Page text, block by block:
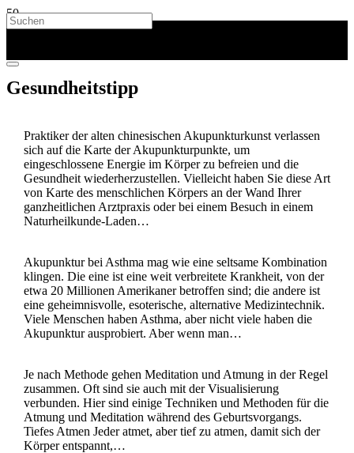
Gesundheitstipp
Praktiker der alten chinesischen Akupunkturkunst verlassen
sich auf die Karte der Akupunkturpunkte, um
eingeschlossene Energie im Körper zu befreien und die
Gesundheit wiederherzustellen. Vielleicht haben Sie diese Art
von Karte des menschlichen Körpers an der Wand Ihrer
ganzheitlichen Arztpraxis oder bei einem Besuch in einem
Naturheilkunde-Laden…
Akupunktur bei Asthma mag wie eine seltsame Kombination
klingen. Die eine ist eine weit verbreitete Krankheit, von der
etwa 20 Millionen Amerikaner betroffen sind; die andere ist
eine geheimnisvolle, esoterische, alternative Medizintechnik.
Viele Menschen haben Asthma, aber nicht viele haben die
Akupunktur ausprobiert. Aber wenn man…
Je nach Methode gehen Meditation und Atmung in der Regel
zusammen. Oft sind sie auch mit der Visualisierung
verbunden. Hier sind einige Techniken und Methoden für die
Atmung und Meditation während des Geburtsvorgangs.
Tiefes Atmen Jeder atmet, aber tief zu atmen, damit sich der
Körper entspannt,…